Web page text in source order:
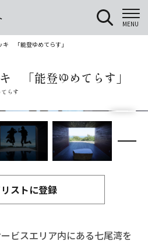
MENU
キ 「能登ゆめてらす」
「能登ゆめてらす」
ビスエリア内にある七尾湾を
ストに登録